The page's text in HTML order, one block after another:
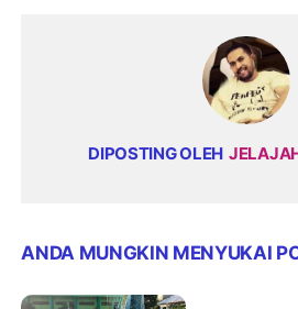
DIPOSTING OLEH
ANDA MUNGKIN MENYUKAI